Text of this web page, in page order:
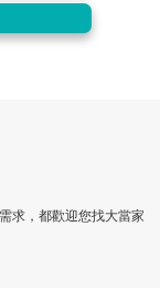
求，都歡迎您找大當家